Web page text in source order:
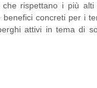
che rispettano i più
concreti per i
attiv​i in tema di